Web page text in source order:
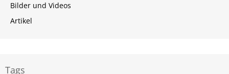
Bilder und Videos
Artikel
Tags